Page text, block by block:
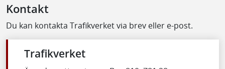
Kontakt
Du kan kontakta Trafikverket via brev eller e-post.
Trafikverket